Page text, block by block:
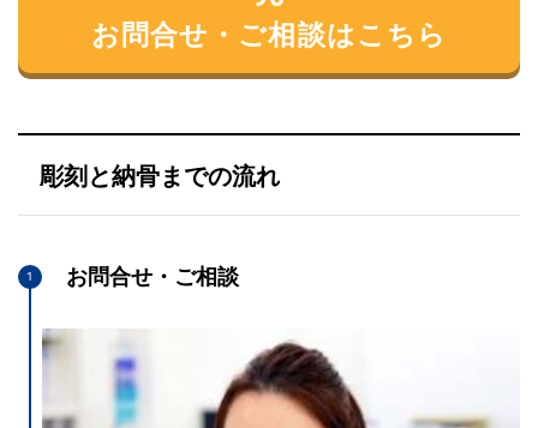
お問合せ・ご相談はこちら
彫刻と納骨までの流れ
お問合せ・ご相談